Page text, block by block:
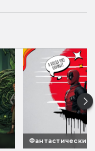
Фантастические